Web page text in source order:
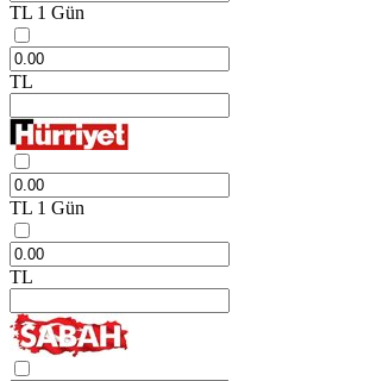
TL 1 Gün
TL
TL 1 Gün
TL